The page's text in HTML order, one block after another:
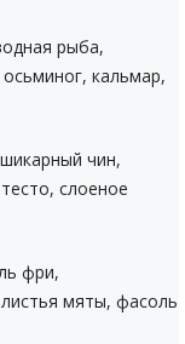
рыба,
кальмар,
чин,
слоеное
фри,
мяты, фасоль